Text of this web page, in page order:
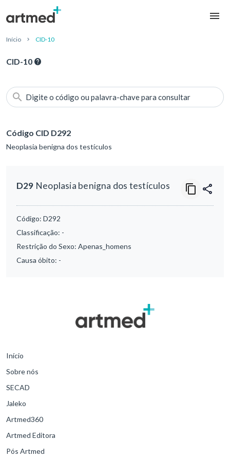
Início CID-10
CID-10
Digite o código ou palavra-chave para consultar
Código CID D292
Neoplasia benigna dos testículos
D29 Neoplasia benigna dos testículos
Código: D292
Classificação: -
Restrição do Sexo: Apenas_homens
Causa óbito: -
Início
Sobre nós
SECAD
Jaleko
Artmed360
Artmed Editora
Pós Artmed